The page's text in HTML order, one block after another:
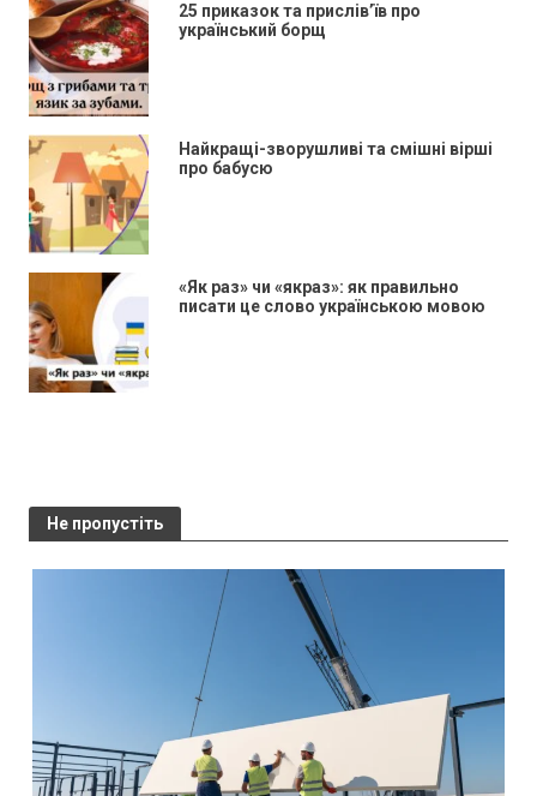
25 приказок та прислів’їв про
український борщ
Найкращі-зворушливі та смішні вірші
про бабусю
«Як раз» чи «якраз»: як правильно
писати це слово українською мовою
Не пропустіть